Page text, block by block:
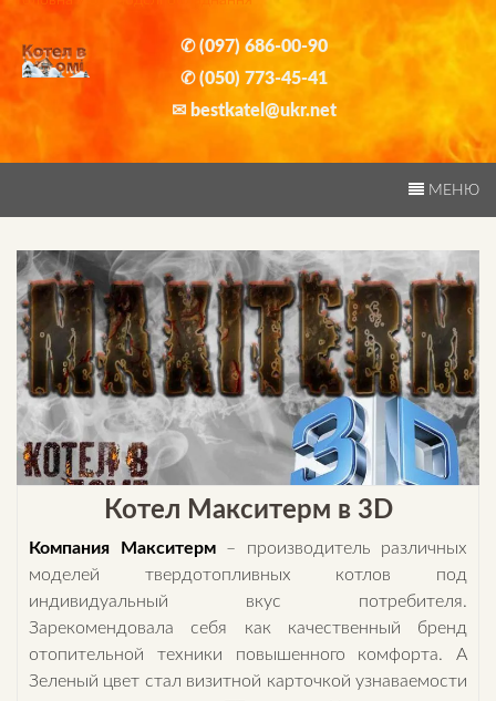
to
content
✆ (097) 686-00-90
✆ (050) 773-45-41
✉ bestkatel@ukr.net
МЕНЮ
Котел Макситерм в 3D
Компания Макситерм– производитель различных
моделей твердотопливных котлов под
индивидуальный вкус потребителя.
Зарекомендовала себя как качественный бренд
отопительной техники повышенного комфорта. А
Зеленый цвет стал визитной карточкой узнаваемости